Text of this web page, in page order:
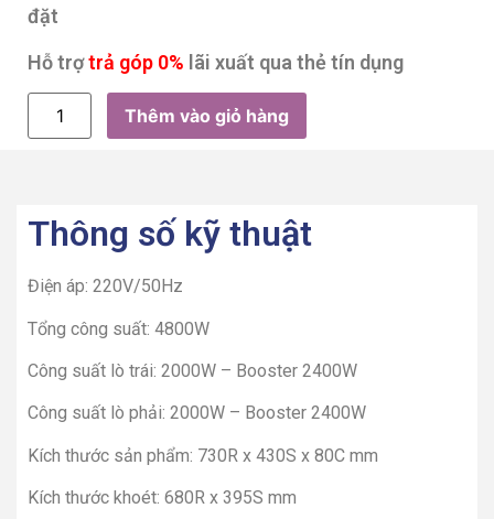
đặt
Hỗ trợtrả góp 0% lãi xuất qua thẻ tín dụng
Thêm vào giỏ hàng
Thông số kỹ thuật
Điện áp: 220V/50Hz
Tổng công suất: 4800W
Công suất lò trái: 2000W – Booster 2400W
Công suất lò phải: 2000W – Booster 2400W
Kích thước sản phẩm: 730R x 430S x 80C mm
Kích thước khoét: 680R x 395S mm